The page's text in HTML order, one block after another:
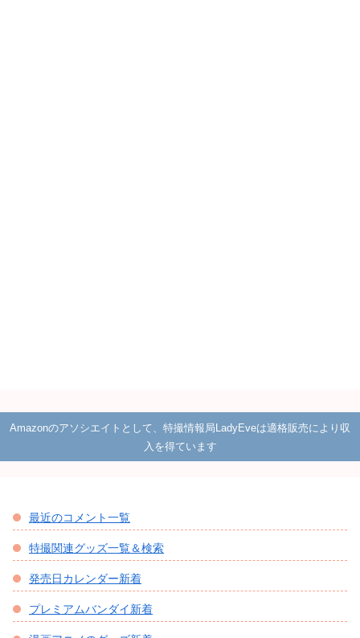
Amazonのアソシエイトとして、特撮情報局LadyEveは適格販売により収
入を得ています
最近のコメント一覧
特撮関連グッズ一覧＆検索
発売日カレンダー新着
プレミアムバンダイ新着